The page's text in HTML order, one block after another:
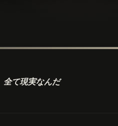
全て現実なんだ